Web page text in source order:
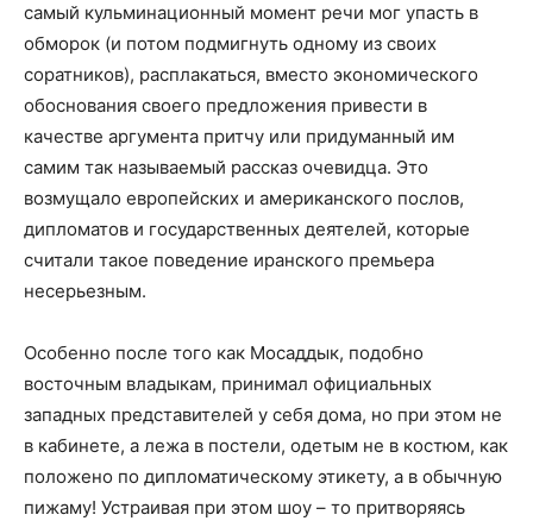
самый кульминационный момент речи мог упасть в
обморок (и потом подмигнуть одному из своих
соратников), расплакаться, вместо экономического
обоснования своего предложения привести в
качестве аргумента притчу или придуманный им
самим так называемый рассказ очевидца. Это
возмущало европейских и американского послов,
дипломатов и государственных деятелей, которые
считали такое поведение иранского премьера
несерьезным.
Особенно после того как Мосаддык, подобно
восточным владыкам, принимал официальных
западных представителей у себя дома, но при этом не
в кабинете, а лежа в постели, одетым не в костюм, как
положено по дипломатическому этикету, а в обычную
пижаму! Устраивая при этом шоу – то притворяясь